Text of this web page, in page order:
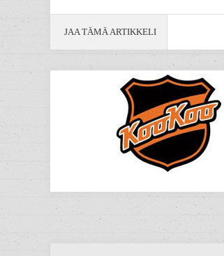
JAA TÄMÄ ARTIKKELI